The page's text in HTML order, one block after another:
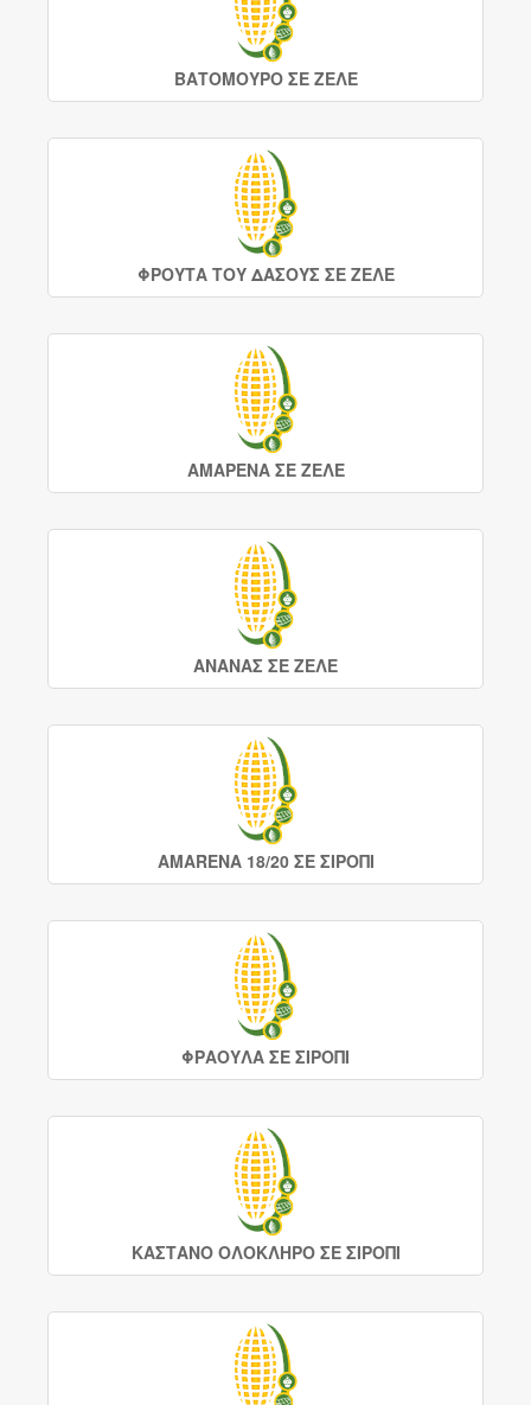
ΒΑΤΟΜΟΥΡΟ ΣΕ ΖΕΛΕ
ΦΡΟΥΤΑ ΤΟΥ ΔΑΣΟΥΣ ΣΕ ΖΕΛΕ
ΑΜΑΡΕΝΑ ΣΕ ΖΕΛΕ
ΑΝΑΝΑΣ ΣΕ ΖΕΛΕ
AMARENA 18/20 ΣΕ ΣΙΡΟΠΙ
ΦΡΑΟΥΛΑ ΣΕ ΣΙΡΟΠΙ
ΚΑΣΤΑΝΟ ΟΛΟΚΛΗΡΟ ΣΕ ΣΙΡΟΠΙ